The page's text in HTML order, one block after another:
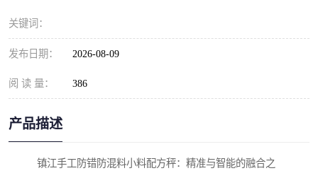
关键词：
发布日期： 2026-08-09
阅 读 量： 386
产品描述
镇江手工防错防混料小料配方秤：精准与智能的融合之